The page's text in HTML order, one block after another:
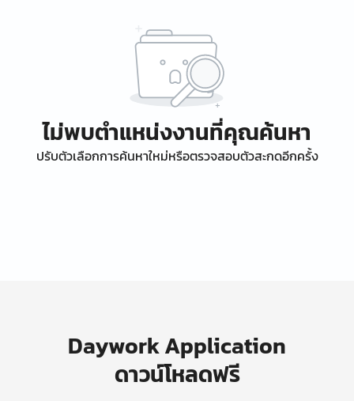
ไม่พบตำแหน่งงานที่คุณค้นหา
ปรับตัวเลือกการค้นหาใหม่หรือตรวจสอบตัวสะกดอีกครั้ง
Daywork Application
ดาวน์โหลดฟรี